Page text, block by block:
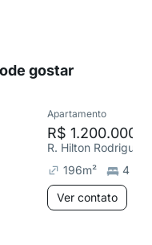
gostar
Apartamento
R$ 1.200.000
R. Hilton
196m²
4
Ver contato